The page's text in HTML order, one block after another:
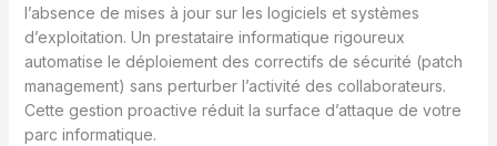
l’absence de mises à jour sur les logiciels et systèmes
d’exploitation. Un prestataire informatique rigoureux
automatise le déploiement des correctifs de sécurité (patch
management) sans perturber l’activité des collaborateurs.
Cette gestion proactive réduit la surface d’attaque de votre
parc informatique.